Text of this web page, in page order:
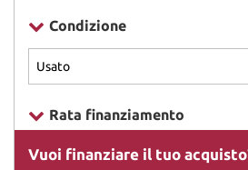
ASSISTENZA
CONTATTI
Condizione
Rata finanziamento
Vuoi finanziare il tuo